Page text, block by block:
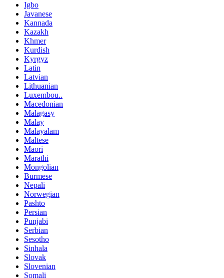
Igbo
Javanese
Kannada
Kazakh
Khmer
Kurdish
Kyrgyz
Latin
Latvian
Lithuanian
Luxembou..
Macedonian
Malagasy
Malay
Malayalam
Maltese
Maori
Marathi
Mongolian
Burmese
Nepali
Norwegian
Pashto
Persian
Punjabi
Serbian
Sesotho
Sinhala
Slovak
Slovenian
Somali